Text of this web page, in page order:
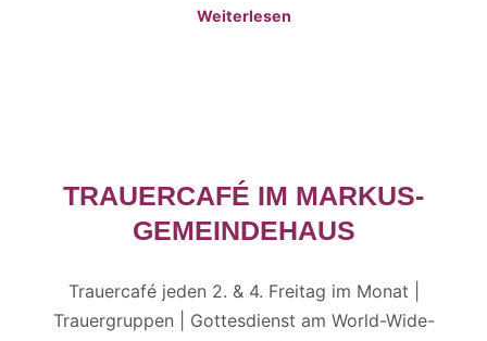
Weiterlesen
TRAUERCAFÉ IM MARKUS-
GEMEINDEHAUS
Trauercafé jeden 2. & 4. Freitag im Monat |
Trauergruppen | Gottesdienst am World-Wide-